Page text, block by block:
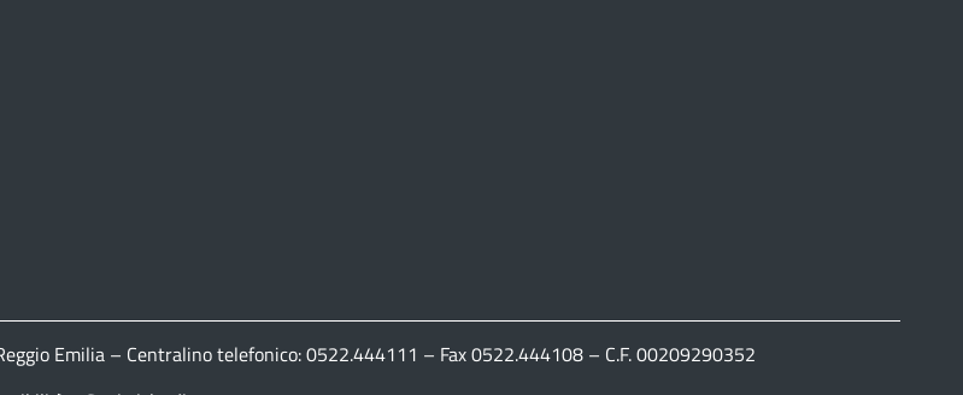
Emilia – Centralino telefonico: 0522.444111 – Fax 0522.444108 – C.F. 00209290352